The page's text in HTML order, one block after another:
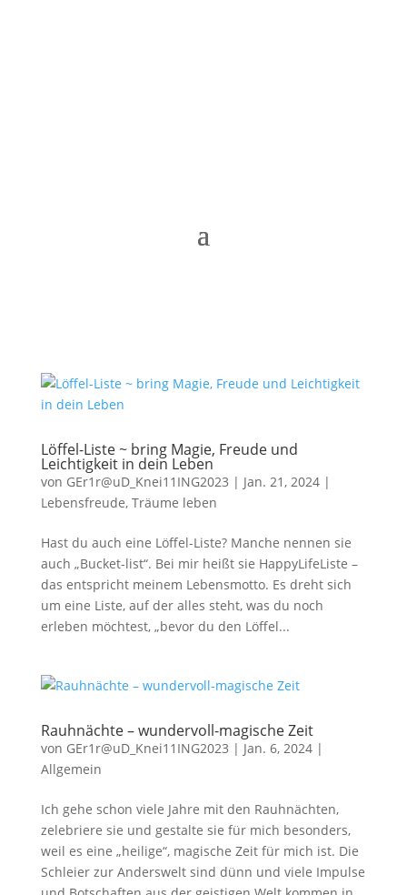
Löffel-Liste ~ bring Magie, Freude und
Leichtigkeit in dein Leben
von GEr1r@uD_Knei11ING2023 | Jan. 21, 2024|
Lebensfreude, Träume leben
Hast du auch eine Löffel-Liste? Manche nennen sie
auch „Bucket-list“. Bei mir heißt sie HappyLifeListe –
das entspricht meinem Lebensmotto. Es dreht sich
um eine Liste, auf der alles steht, was du noch
erleben möchtest, „bevor du den Löffel...
Rauhnächte – wundervoll-magische Zeit
von GEr1r@uD_Knei11ING2023 | Jan. 6, 2024|
Allgemein
Ich gehe schon viele Jahre mit den Rauhnächten,
zelebriere sie und gestalte sie für mich besonders,
weil es eine „heilige“, magische Zeit für mich ist. Die
Schleier zur Anderswelt sind dünn und viele Impulse